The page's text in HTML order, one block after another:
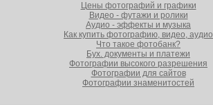
Цены фотографий и графики
Видео - футажи и ролики
Аудио - эффекты и музыка
Как купить фотографию, видео, аудио
Что такое фотобанк?
Бух. документы и платежи
Фотографии высокого разрешения
Фотографии для сайтов
Фотографии знаменитостей